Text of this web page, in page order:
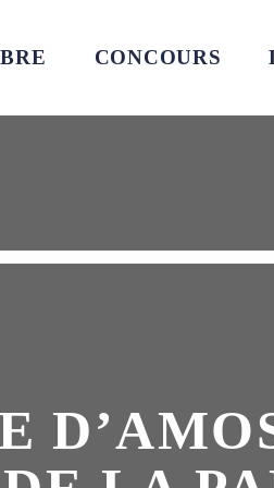
CONCOURS